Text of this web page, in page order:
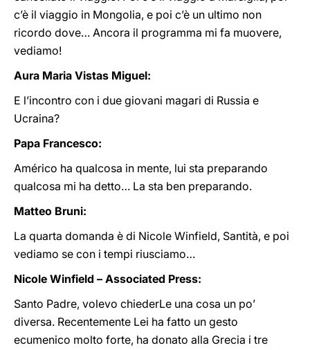
c’è il viaggio in Mongolia, e poi c’è un ultimo non
ricordo dove… Ancora il programma mi fa muovere,
vediamo!
Aura Maria Vistas Miguel:
E l’incontro con i due giovani magari di Russia e
Ucraina?
Papa Francesco:
Américo ha qualcosa in mente, lui sta preparando
qualcosa mi ha detto… La sta ben preparando.
Matteo Bruni:
La quarta domanda è di Nicole Winfield, Santità, e poi
vediamo se con i tempi riusciamo…
Nicole Winfield – Associated Press:
Santo Padre, volevo chiederLe una cosa un po’
diversa. Recentemente Lei ha fatto un gesto
ecumenico molto forte, ha donato alla Grecia i tre